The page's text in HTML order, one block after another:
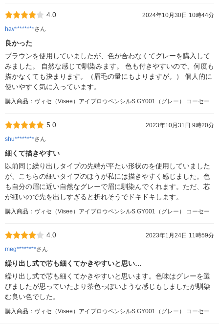
4.0
2024年10月30日 10時44分
hav********さん
良かった
ブラウンを使用していましたが、色が合わなくてグレーを購入して
みました。 自然な感じで馴染みます。 色も付きやすいので、何度も
描かなくても決まります。（眉毛の量にもよりますが。） 個人的に
使いやすく気に入っています。
購入商品：ヴィセ（Visee）アイブロウペンシルS GY001（グレー） コーセー
5.0
2023年10月31日 9時20分
shu********さん
細くて描きやすい
以前同じ繰り出しタイプの先端が平たい形状のを使用していました
が、こちらの細いタイプのほうが私には描きやすく感じました。色
も自分の眉に近い自然なグレーで眉に馴染んでくれます。ただ、芯
が細いので先を出しすぎると折れそうでドキドキします。
購入商品：ヴィセ（Visee）アイブロウペンシルS GY001（グレー） コーセー
4.0
2023年1月24日 11時59分
meg********さん
繰り出し式で芯も細くてかきやすいと思い…
繰り出し式で芯も細くてかきやすいと思います。色味はグレーを選
びましたが思っていたより茶色っぽいような感じもしましたが馴染
む良い色でした。
購入商品：ヴィセ（Visee）アイブロウペンシルS GY001（グレー） コーセー